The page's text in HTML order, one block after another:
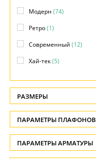
Модерн (74)
Ретро(1)
Современный (12)
Хай-тек(5)
РАЗМЕРЫ
Высота, см
-
Глубина, см
ПАРАМЕТРЫ ПЛАФОНОВ
ФОРМА ПЛАФОНА
ПАРАМЕТРЫ АРМАТУРЫ